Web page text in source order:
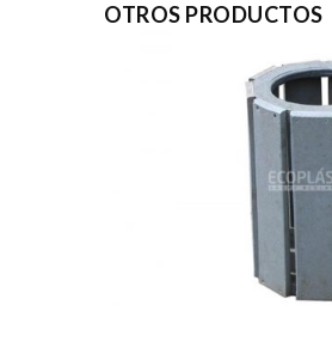
OTROS PRODUCTOS